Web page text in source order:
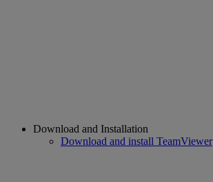
Download and Installation
Download and install TeamViewer